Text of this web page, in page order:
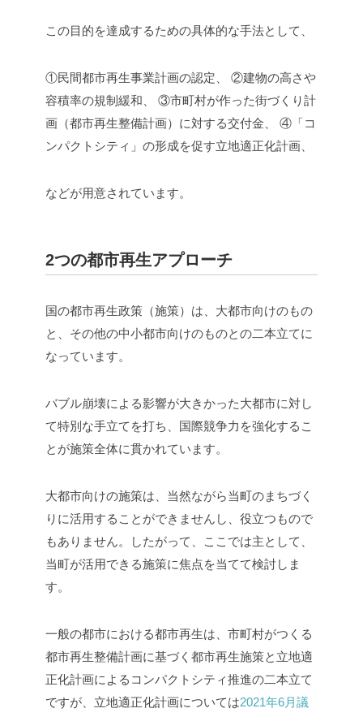
この目的を達成するための具体的な手法として、
①民間都市再生事業計画の認定、
②建物の高さや
容積率の規制緩和、
③市町村が作った街づくり計
画（都市再生整備計画）に対する交付金、
④「コ
ンパクトシティ」の形成を促す立地適正化計画、
などが用意されています。
2つの都市再生アプローチ
国の都市再生政策（施策）は、大都市向けのもの
と、その他の中小都市向けのものとの二本立てに
なっています。
バブル崩壊による影響が大きかった大都市に対し
て特別な手立てを打ち、国際競争力を強化するこ
とが施策全体に貫かれています。
大都市向けの施策は、当然ながら当町のまちづく
りに活用することができませんし、役立つもので
もありません。したがって、ここでは主として、
当町が活用できる施策に焦点を当てて検討しま
す。
一般の都市における都市再生は、市町村がつくる
都市再生整備計画に基づく都市再生施策と立地適
正化計画によるコンパクトシティ推進の二本立て
ですが、立地適正化計画については2021年6月議